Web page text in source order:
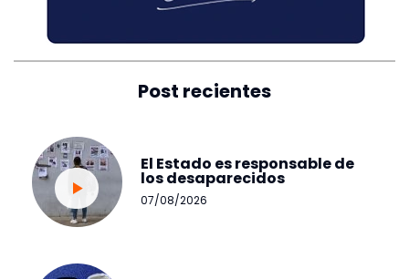
Post recientes
El Estado es responsable de
los desaparecidos
07/08/2026